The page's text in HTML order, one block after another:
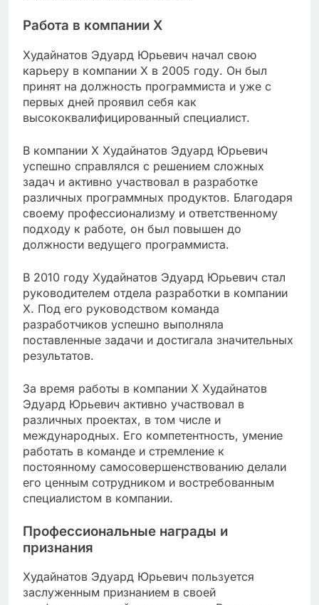
Работа в компании X
Худайнатов Эдуард Юрьевич начал свою
карьеру в компании X в 2005 году. Он был
принят на должность программиста и уже с
первых дней проявил себя как
высококвалифицированный специалист.
В компании X Худайнатов Эдуард Юрьевич
успешно справлялся с решением сложных
задач и активно участвовал в разработке
различных программных продуктов. Благодаря
своему профессионализму и ответственному
подходу к работе, он был повышен до
должности ведущего программиста.
В 2010 году Худайнатов Эдуард Юрьевич стал
руководителем отдела разработки в компании
X. Под его руководством команда
разработчиков успешно выполняла
поставленные задачи и достигала значительных
результатов.
За время работы в компании X Худайнатов
Эдуард Юрьевич активно участвовал в
различных проектах, в том числе и
международных. Его компетентность, умение
работать в команде и стремление к
постоянному самосовершенствованию делали
его ценным сотрудником и востребованным
специалистом в компании.
Профессиональные награды и
признания
Худайнатов Эдуард Юрьевич пользуется
заслуженным признанием в своей